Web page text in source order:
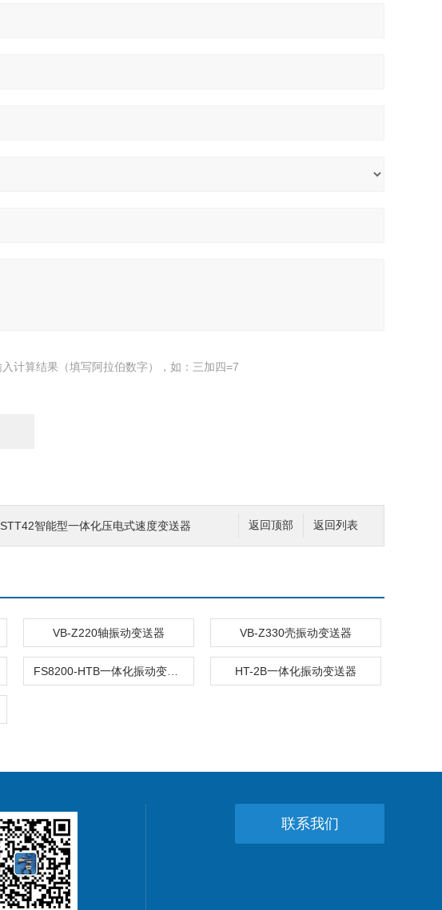
入计算结果（填写阿拉伯数字），如：三加四=7
返回列表
返回顶部
STT42智能型一体化压电式速度变送器
VB-Z220轴振动变送器 VB-Z330壳振动变送器
HT-2B一体化振动变送器
联系我们